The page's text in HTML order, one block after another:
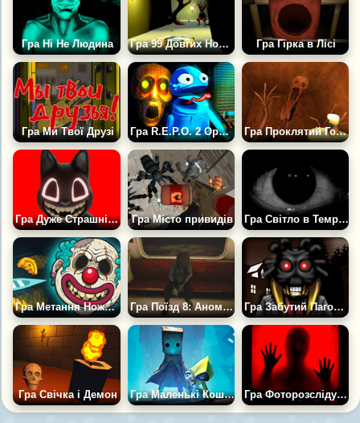
Гра Ні Не Людина Гра 99 Довгих Ночей. Два Друга в Лісі Проти Оленя Гра Гірка в Лісі
Гра Ми Твої Друзі Гра R.E.P.O. 2 Оригінал Гра Проклятий Готель: Хоррор
Гра Дуже Страшні Монстри Гра Місто привидів Гра Світло в Темряві
Гра Метання Ножа: Жахи Гра Поїзд 8: Аномальний Маршрут Гра Забутий Пагорб: Хірургія
Гра Свічка і Демон Гра Маленькі Кошмарики: Ніч Крику Гра Фоторозслідування